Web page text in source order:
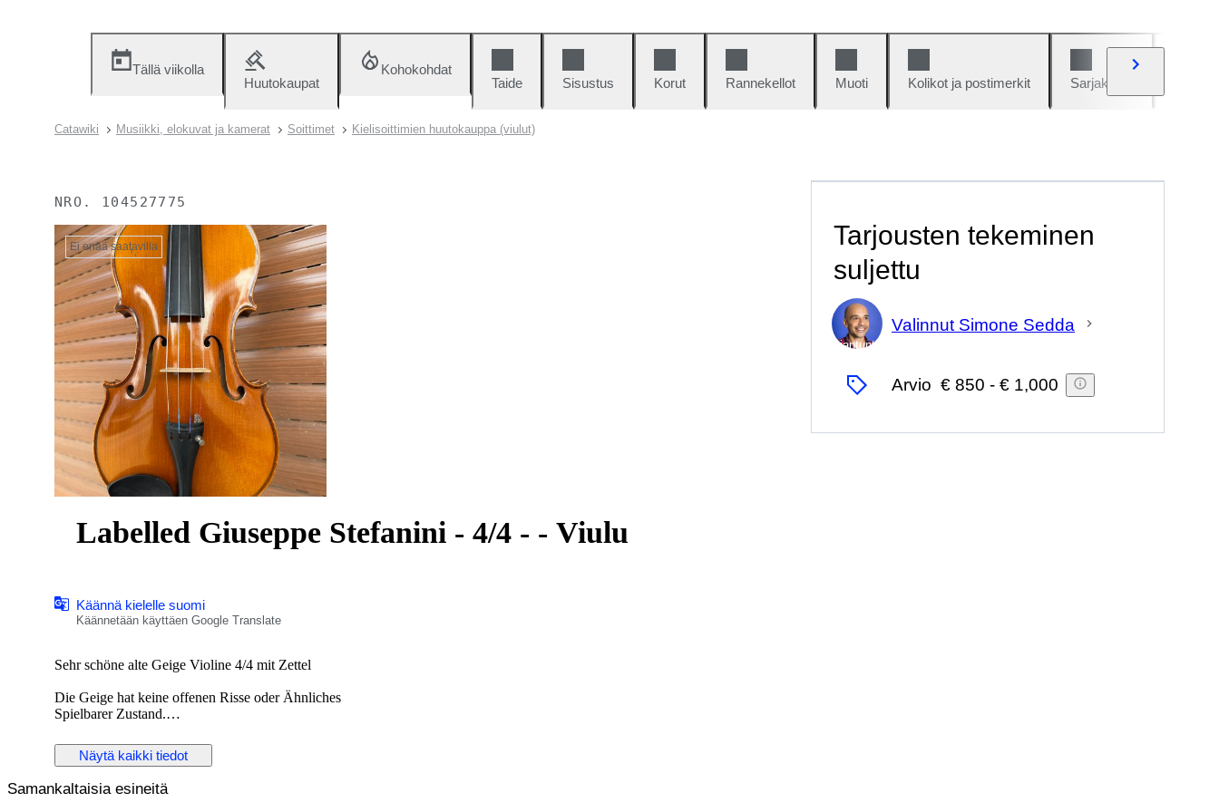
Tällä viikolla
Huutokaupat
Kohokohdat
Taide
Sisustus Korut Rannekellot Muoti Kolikot ja postimerkit Sarjakuvat
Catawiki Musiikki, elokuvat ja kamerat Soittimet Kielisoittimien huutokauppa (viulut)
NRO. 104527775
Ei enää saatavilla
Labelled Giuseppe Stefanini - 4/4 - - Viulu
Käännä kielelle suomi
Käännetään käyttäen Google Translate
Sehr schöne alte Geige Violine 4/4 mit Zettel
Die Geige hat keine offenen Risse oder Ähnliches
Spielbarer Zustand.
Ohne Echtheitszertifikat..
Körper: 358mm Gesamt: 585mm
Näytä kaikki tiedot
Tarjousten tekeminen
suljettu
asiantuntija
Valinnut Simone Sedda
Arvio € 850 - € 1,000
Samankaltaisia esineitä